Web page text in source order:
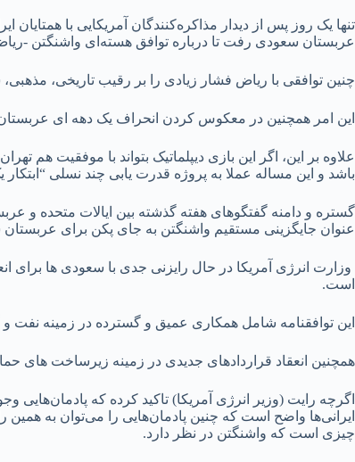
تنها یک روز پس از دیدار مذاکره‌کنندگان آمریکایی با
عربستان سعودی رفت تا درباره توافق هسته‌ای واشنگتن -
چنین توافقی با ریاض فشار زیادی را بر رقیب تاریخی،
این امر همچنین در معکوس کردن انحراف یک دهه ای
علاوه بر این، اگر این بازی دیپلماتیک بتواند با موفقیت
باشد و این مساله عملا به پروژه قدرت یابی چند نسلی “ابتکار
گستره و دامنه گفتگوهای هفته گذشته بین ایالات متحده
عنوان جایگزینی مستقیم واشنگتن به جای پکن برای
وزارت انرژی آمریکا در حال رایزنی جدی با سعودی ها برای
است.
این توافقنامه شامل همکاری عمیق و گسترده در زمینه نفت
همچنین انعقاد قراردادهای جدیدی در زمینه زیرساخت های
اگرچه رایت (وزیر انرژی آمریکا) تاکید کرده که
ایرانی‌ها واضح است که چنین پادمان‌هایی را می‌توان به
چیزی است که واشنگتن در نظر دارد.